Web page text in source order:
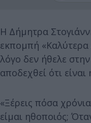
Η Δήμητρα
εκπομπή «Καλύτερα
λόγο δεν ήθελε
αποδεχθεί ότι είναι
«Ξέρεις πόσα
είμαι ηθοποιός;